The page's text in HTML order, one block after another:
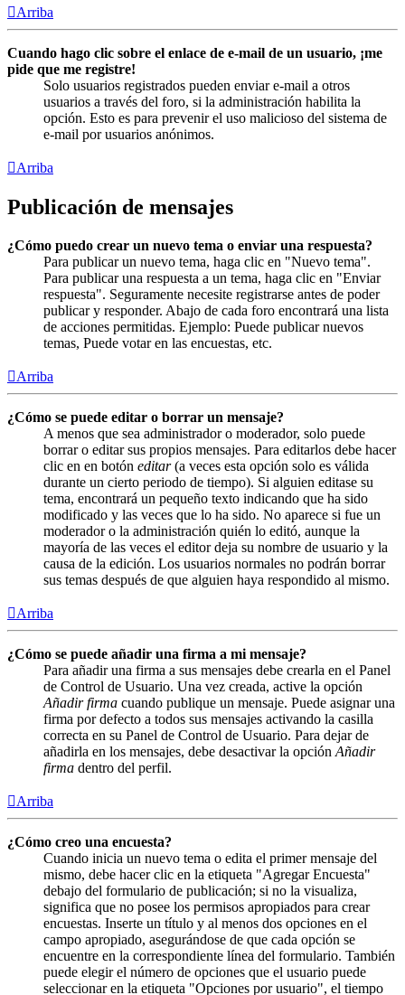
Arriba
Cuando hago clic sobre el enlace de e-mail de un usuario, ¡me
pide que me registre!
Solo usuarios registrados pueden enviar e-mail a otros
usuarios a través del foro, si la administración habilita la
opción. Esto es para prevenir el uso malicioso del sistema de
e-mail por usuarios anónimos.
Arriba
Publicación de mensajes
¿Cómo puedo crear un nuevo tema o enviar una respuesta?
Para publicar un nuevo tema, haga clic en "Nuevo tema".
Para publicar una respuesta a un tema, haga clic en "Enviar
respuesta". Seguramente necesite registrarse antes de poder
publicar y responder. Abajo de cada foro encontrará una lista
de acciones permitidas. Ejemplo: Puede publicar nuevos
temas, Puede votar en las encuestas, etc.
Arriba
¿Cómo se puede editar o borrar un mensaje?
A menos que sea administrador o moderador, solo puede
borrar o editar sus propios mensajes. Para editarlos debe hacer
clic en en botón editar(a veces esta opción solo es válida
durante un cierto periodo de tiempo). Si alguien editase su
tema, encontrará un pequeño texto indicando que ha sido
modificado y las veces que lo ha sido. No aparece si fue un
moderador o la administración quién lo editó, aunque la
mayoría de las veces el editor deja su nombre de usuario y la
causa de la edición. Los usuarios normales no podrán borrar
sus temas después de que alguien haya respondido al mismo.
Arriba
¿Cómo se puede añadir una firma a mi mensaje?
Para añadir una firma a sus mensajes debe crearla en el Panel
de Control de Usuario. Una vez creada, active la opción
Añadir firma cuando publique un mensaje. Puede asignar una
firma por defecto a todos sus mensajes activando la casilla
correcta en su Panel de Control de Usuario. Para dejar de
añadirla en los mensajes, debe desactivar la opción Añadir
firma dentro del perfil.
Arriba
¿Cómo creo una encuesta?
Cuando inicia un nuevo tema o edita el primer mensaje del
mismo, debe hacer clic en la etiqueta "Agregar Encuesta"
debajo del formulario de publicación; si no la visualiza,
significa que no posee los permisos apropiados para crear
encuestas. Inserte un título y al menos dos opciones en el
campo apropiado, asegurándose de que cada opción se
encuentre en la correspondiente línea del formulario. También
puede elegir el número de opciones que el usuario puede
seleccionar en la etiqueta "Opciones por usuario", el tiempo